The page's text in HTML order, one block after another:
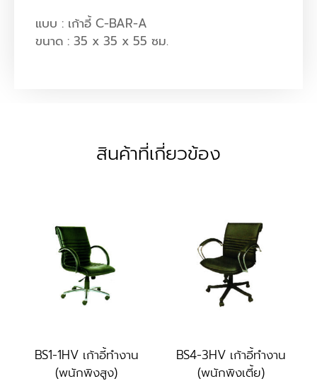
แบบ : เก้าอี้ C-BAR-A
ขนาด : 35 x 35 x 55 ซม.
สินค้าที่เกี่ยวข้อง
BS1-1HV เก้าอี้ทำงาน
(พนักพิงสูง)
BS4-3HV เก้าอี้ทำงาน
(พนักพิงเตี้ย)